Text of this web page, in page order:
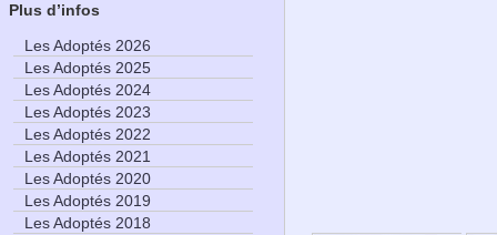
Plus d’infos
Les Adoptés 2026
Les Adoptés 2025
Les Adoptés 2024
Les Adoptés 2023
Les Adoptés 2022
Les Adoptés 2021
Les Adoptés 2020
Les Adoptés 2019
Les Adoptés 2018